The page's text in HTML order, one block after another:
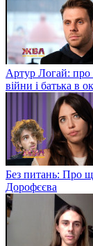
Артур Логай: про
війни і батька в
Без питань: Про
Дорофєєва